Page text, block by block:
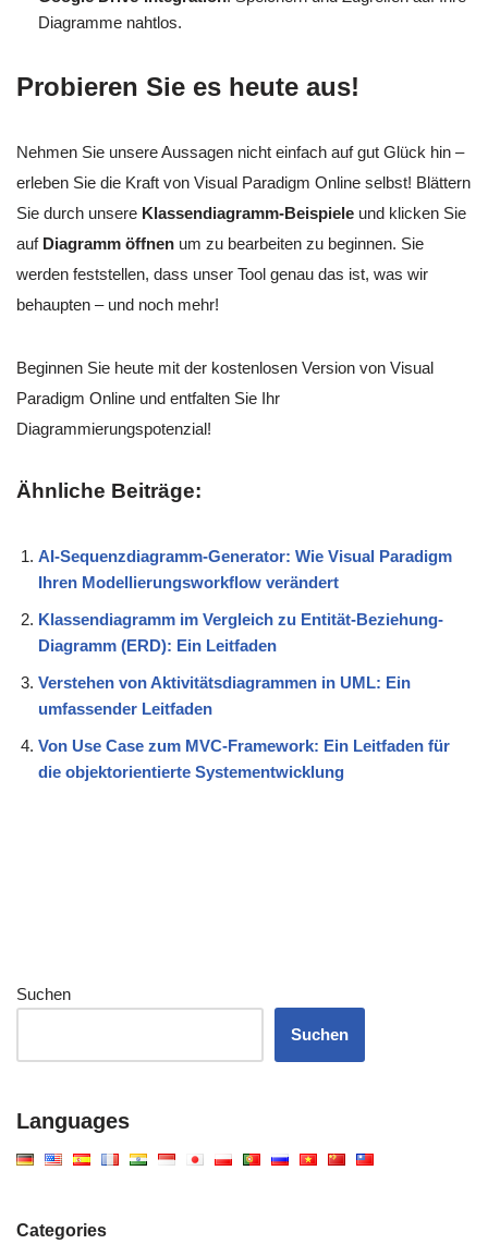
Diagramme nahtlos.
Probieren Sie es heute aus!
Nehmen Sie unsere Aussagen nicht einfach auf gut Glück hin –
erleben Sie die Kraft von Visual Paradigm Online selbst! Blättern
Sie durch unsere Klassendiagramm-Beispiele und klicken Sie
auf Diagramm öffnen um zu bearbeiten zu beginnen. Sie
werden feststellen, dass unser Tool genau das ist, was wir
behaupten – und noch mehr!
Beginnen Sie heute mit der kostenlosen Version von Visual
Paradigm Online und entfalten Sie Ihr
Diagrammierungspotenzial!
Ähnliche Beiträge:
AI-Sequenzdiagramm-Generator: Wie Visual Paradigm
Ihren Modellierungsworkflow verändert
Klassendiagramm im Vergleich zu Entität-Beziehung-
Diagramm (ERD): Ein Leitfaden
Verstehen von Aktivitätsdiagrammen in UML: Ein
umfassender Leitfaden
Von Use Case zum MVC-Framework: Ein Leitfaden für
die objektorientierte Systementwicklung
Suchen
Suchen
Languages
Categories